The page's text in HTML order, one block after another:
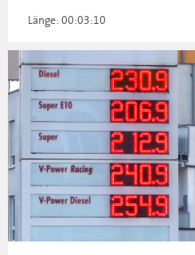
Länge: 00:03:10